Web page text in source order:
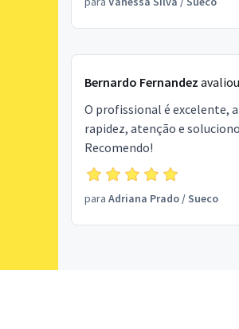
Bernardo Fernandez
O profissional é excelente,
rapidez, atenção e
Recomendo!
para Adriana Prado/Sueco